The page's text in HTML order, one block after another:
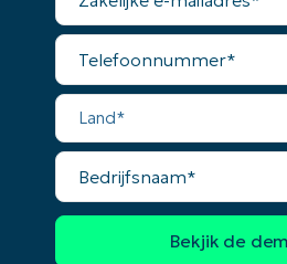
mailadres*
Telefoonnummer*
Land*
Bedrijfsnaam*